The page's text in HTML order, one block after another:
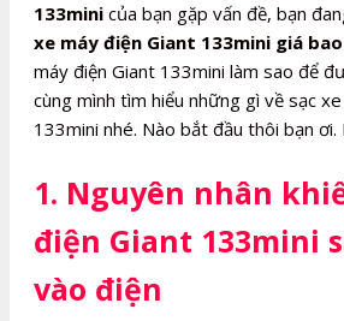
133mini của bạn gặp vấn đề, bạn
xe máy điện Giant 133mini giá
máy điện Giant 133mini làm sao để
cùng mình tìm hiểu những gì về sạc
133mini nhé. Nào bắt đầu thôi bạn ơi.
1. Nguyên nhân
điện Giant 133mini
vào điện